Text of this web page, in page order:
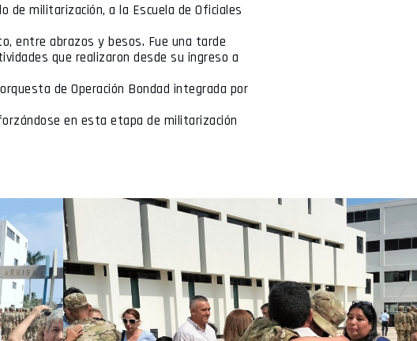
de militarización, a la Escuela de Oficiales
entre abrazos y besos. Fue una tarde
que realizaron desde su ingreso a
de Operación Bondad integrada por
en esta etapa de militarización